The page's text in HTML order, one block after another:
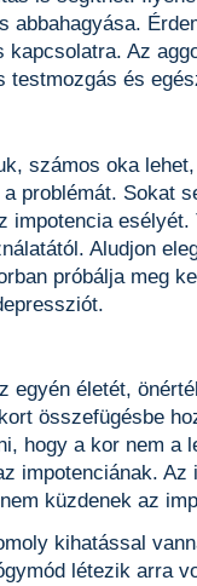
abbahagyása.
kapcsolatra. Az
testmozgás és
számos oka
problémát. Sokat
impotencia esélyét.
Aludjon
próbálja meg
egyén életét,
összefügésbe
hogy a kor nem a
impotenciának. Az
küzdenek az
kihatással
létezik arra